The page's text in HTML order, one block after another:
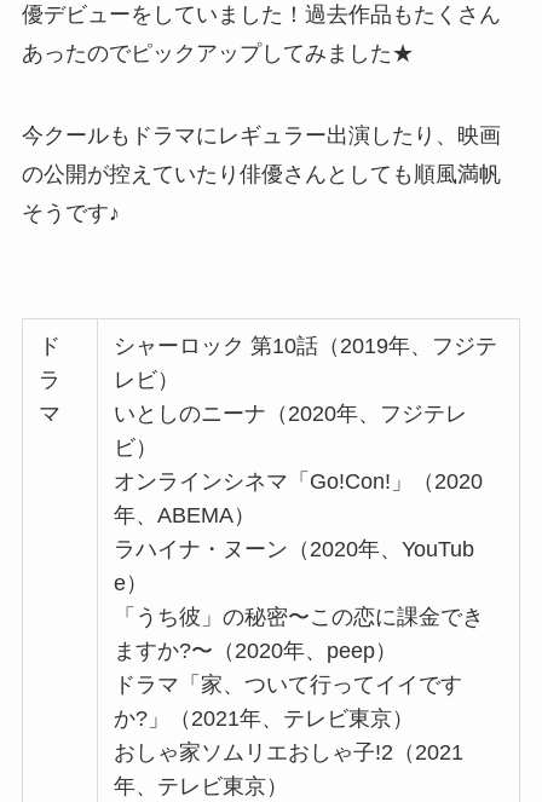
優デビューをしていました！過去作品もたくさん
あったのでピックアップしてみました★
今クールもドラマにレギュラー出演したり、映画
の公開が控えていたり俳優さんとしても順風満帆
そうです♪
ド
ラ
マ
シャーロック 第10話（2019年、フジテ
レビ）
いとしのニーナ（2020年、フジテレ
ビ）
オンラインシネマ「Go!Con!」（2020
年、ABEMA）
ラハイナ・ヌーン（2020年、YouTub
e）
「うち彼」の秘密〜この恋に課金でき
ますか?〜（2020年、peep）
ドラマ「家、ついて行ってイイです
か?」（2021年、テレビ東京）
おしゃ家ソムリエおしゃ子!2（2021
年、テレビ東京）